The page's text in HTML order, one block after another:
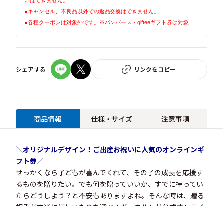
●キャンセル、不良品以外での返品交換はできません。
●各種クーポンは対象外です。※パンパース・gifteeギフト券は対象
シェアする リンクをコピー
商品情報 仕様・サイズ 注意事項
＼オリジナルデザイン！ご出産お祝いに人気のオンラインギ
フト券／
せっかくなら子どもが喜んでくれて、その子の成長を応援す
るものを贈りたい。でも何を贈っていいか、すでに持ってい
たらどうしよう？と不安もありますよね。そんな時は、贈る